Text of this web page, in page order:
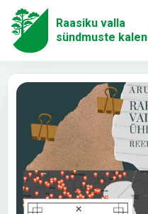
Raasiku valla
sündmuste